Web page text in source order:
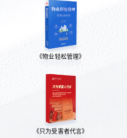
《物业轻松管理》
《只为受害者代言》